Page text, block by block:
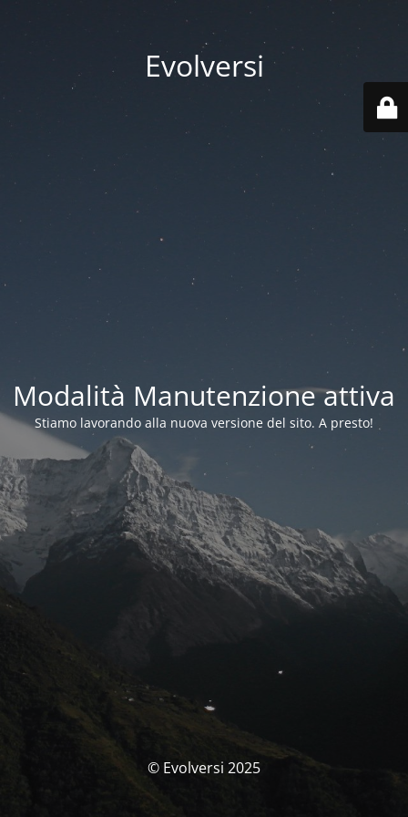
Evolversi
Modalità Manutenzione attiva
Stiamo lavorando alla nuova versione del sito. A presto!
© Evolversi 2025